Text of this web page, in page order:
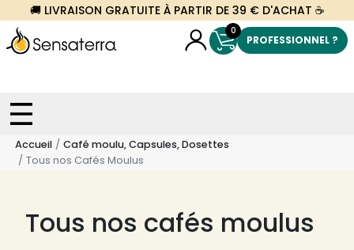
🚚 LIVRAISON GRATUITE À PARTIR DE 39 € D'ACHAT ☕
0
PROFESSIONNEL ?
Accueil
Café moulu, Capsules, Dosettes
Tous nos Cafés Moulus
Tous nos cafés moulus